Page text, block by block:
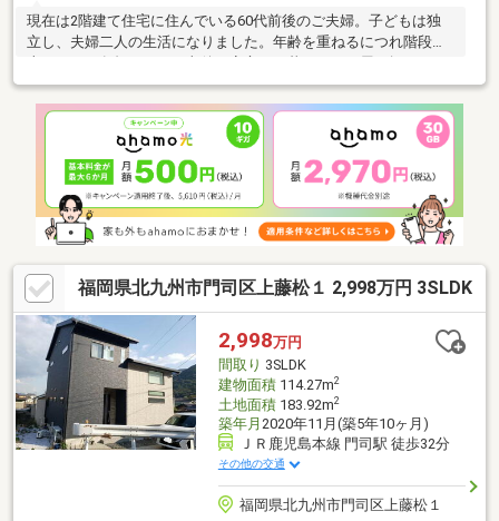
現在は2階建て住宅に住んでいる60代前後のご夫婦。子どもは独
立し、夫婦二人の生活になりました。年齢を重ねるにつれ階段の
ます。リフォーム済みで設備も充実しているため、余計な費用や
手間をかけずに新生活をスタートできます。
福岡県北九州市門司区上藤松１ 2,998万円 3SLDK
2,998万円
間取り 3SLDK
建物面積114.27m2
土地面積183.92m2
築年月 2020年11月(築5年10ヶ月)
ＪＲ鹿児島本線 門司駅 徒歩32分
その他の交通
福岡県北九州市門司区上藤松１